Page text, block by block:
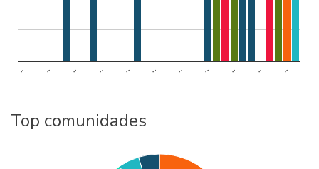
.. .. .. .. .. .. .. .. .. .. ..
Top comunidades